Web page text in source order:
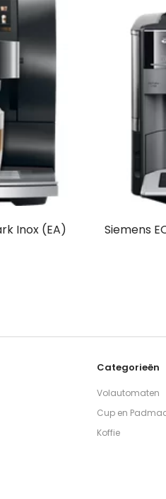
Inox (EA) Siemens
Categorieën
Volautomaten
Cup en
Koffie